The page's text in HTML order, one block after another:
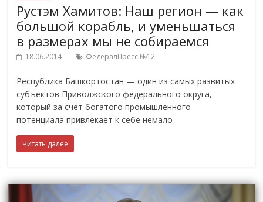
Рустэм Хамитов: Наш регион — как
большой корабль, и уменьшаться
в размерах мы не собираемся
18.06.2014 ФедералПресс №12
Республика Башкортостан — один из самых развитых
субъектов Приволжского федерального округа,
который за счет богатого промышленного
потенциала привлекает к себе немало
Читать далее